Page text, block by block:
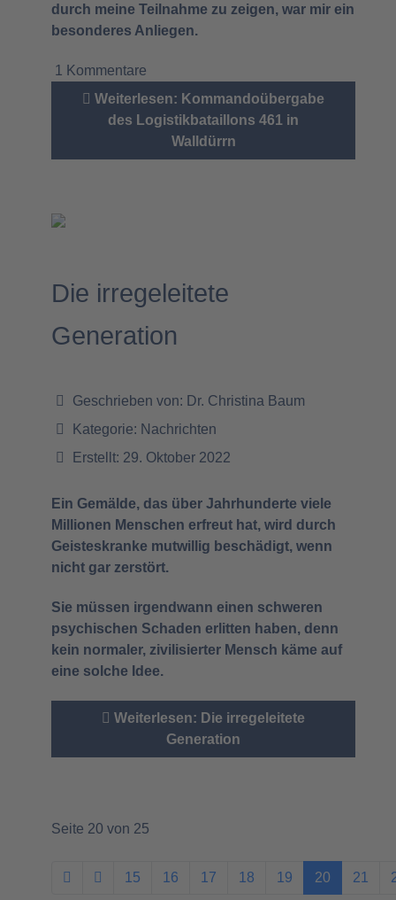
durch meine Teilnahme zu zeigen, war mir ein
besonderes Anliegen.
1 Kommentare
Weiterlesen: Kommandoübergabe
des Logistikbataillons 461 in
Walldürrn
Die irregeleitete
Generation
Geschrieben von: Dr. Christina Baum
Kategorie: Nachrichten
Erstellt: 29. Oktober 2022
Ein Gemälde, das über Jahrhunderte viele
Millionen Menschen erfreut hat, wird durch
Geisteskranke mutwillig beschädigt, wenn
nicht gar zerstört.
Sie müssen irgendwann einen schweren
psychischen Schaden erlitten haben, denn
kein normaler, zivilisierter Mensch käme auf
eine solche Idee.
Weiterlesen: Die irregeleitete
Generation
Seite 20 von 25
15 16 17 18 19 20 21